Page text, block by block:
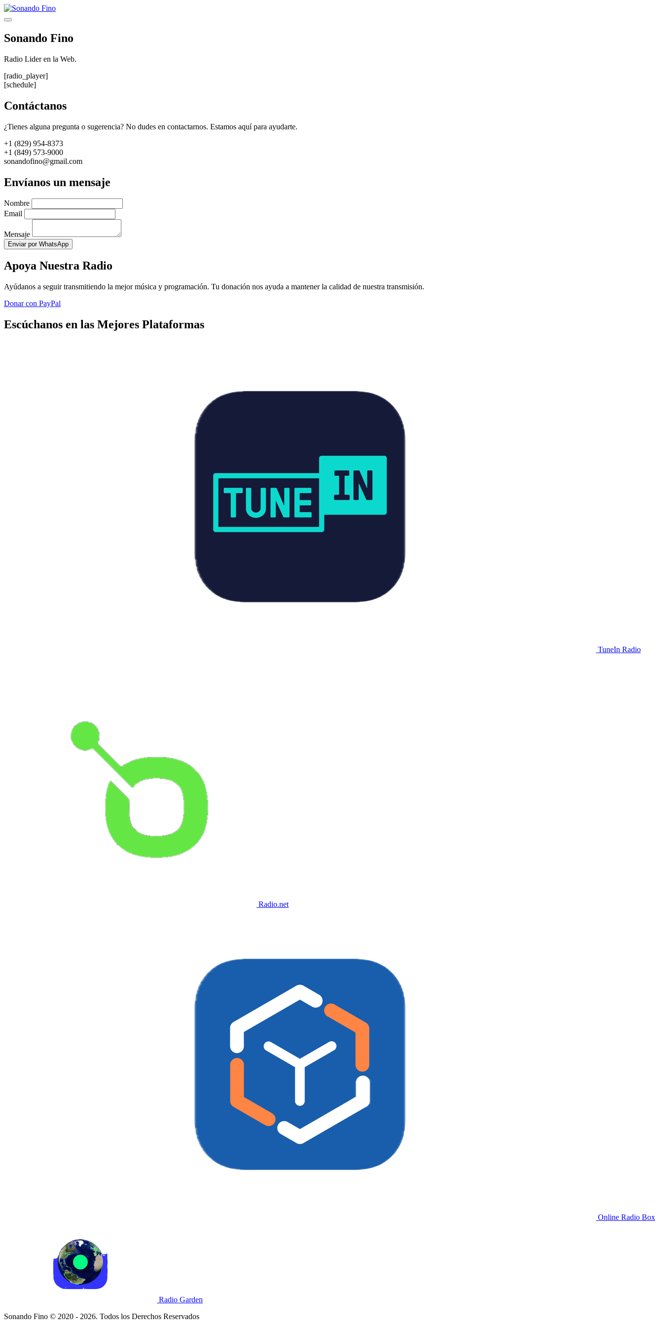
Saltar
al
Menú
Sonando Fino
Radio Lider en la Web.
[radio_player]
[schedule]
Contáctanos
¿Tienes alguna pregunta o sugerencia? No dudes en contactarnos. Estamos aquí para ayudarte.
+1 (829) 954-8373
+1 (849) 573-9000
sonandofino@gmail.com
Envíanos un mensaje
Nombre
Email
Mensaje
Enviar por WhatsApp
Apoya Nuestra Radio
Ayúdanos a seguir transmitiendo la mejor música y programación. Tu donación nos ayuda a mantener la calidad de nuestra transmisión.
Donar con PayPal
Escúchanos en las Mejores Plataformas
TuneIn Radio
Radio.net
Online Radio Box
Radio Garden
Sonando Fino © 2020 - 2026. Todos los Derechos Reservados